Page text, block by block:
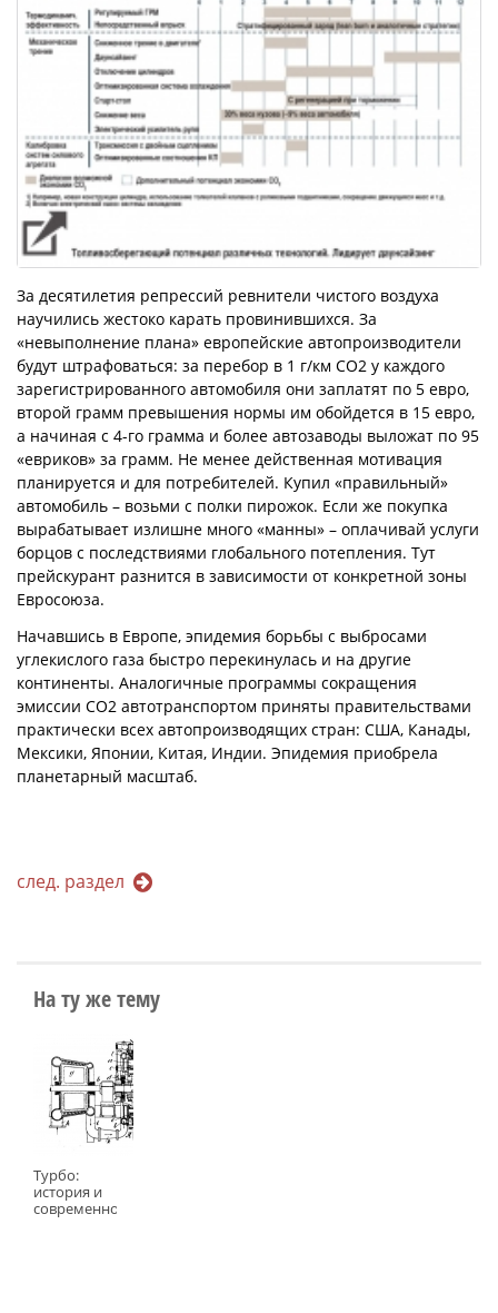
За десятилетия репрессий ревнители чистого воздуха
научились жестоко карать провинившихся. За
«невыполнение плана» европейские автопроизводители
будут штрафоваться: за перебор в 1 г/км CO2 у каждого
зарегистрированного автомобиля они заплатят по 5 евро,
второй грамм превышения нормы им обойдется в 15 евро,
а начиная с 4-го грамма и более автозаводы выложат по 95
«евриков» за грамм. Не менее действенная мотивация
планируется и для потребителей. Купил «правильный»
автомобиль – возьми с полки пирожок. Если же покупка
вырабатывает излишне много «манны» – оплачивай услуги
борцов с последствиями глобального потепления. Тут
прейскурант разнится в зависимости от конкретной зоны
Евросоюза.
Начавшись в Европе, эпидемия борьбы с выбросами
углекислого газа быстро перекинулась и на другие
континенты. Аналогичные программы сокращения
эмиссии CO2 автотранспортом приняты правительствами
практически всех автопроизводящих стран: США, Канады,
Мексики, Японии, Китая, Индии. Эпидемия приобрела
планетарный масштаб.
след. раздел
На ту же тему
Турбо:
история и
современность